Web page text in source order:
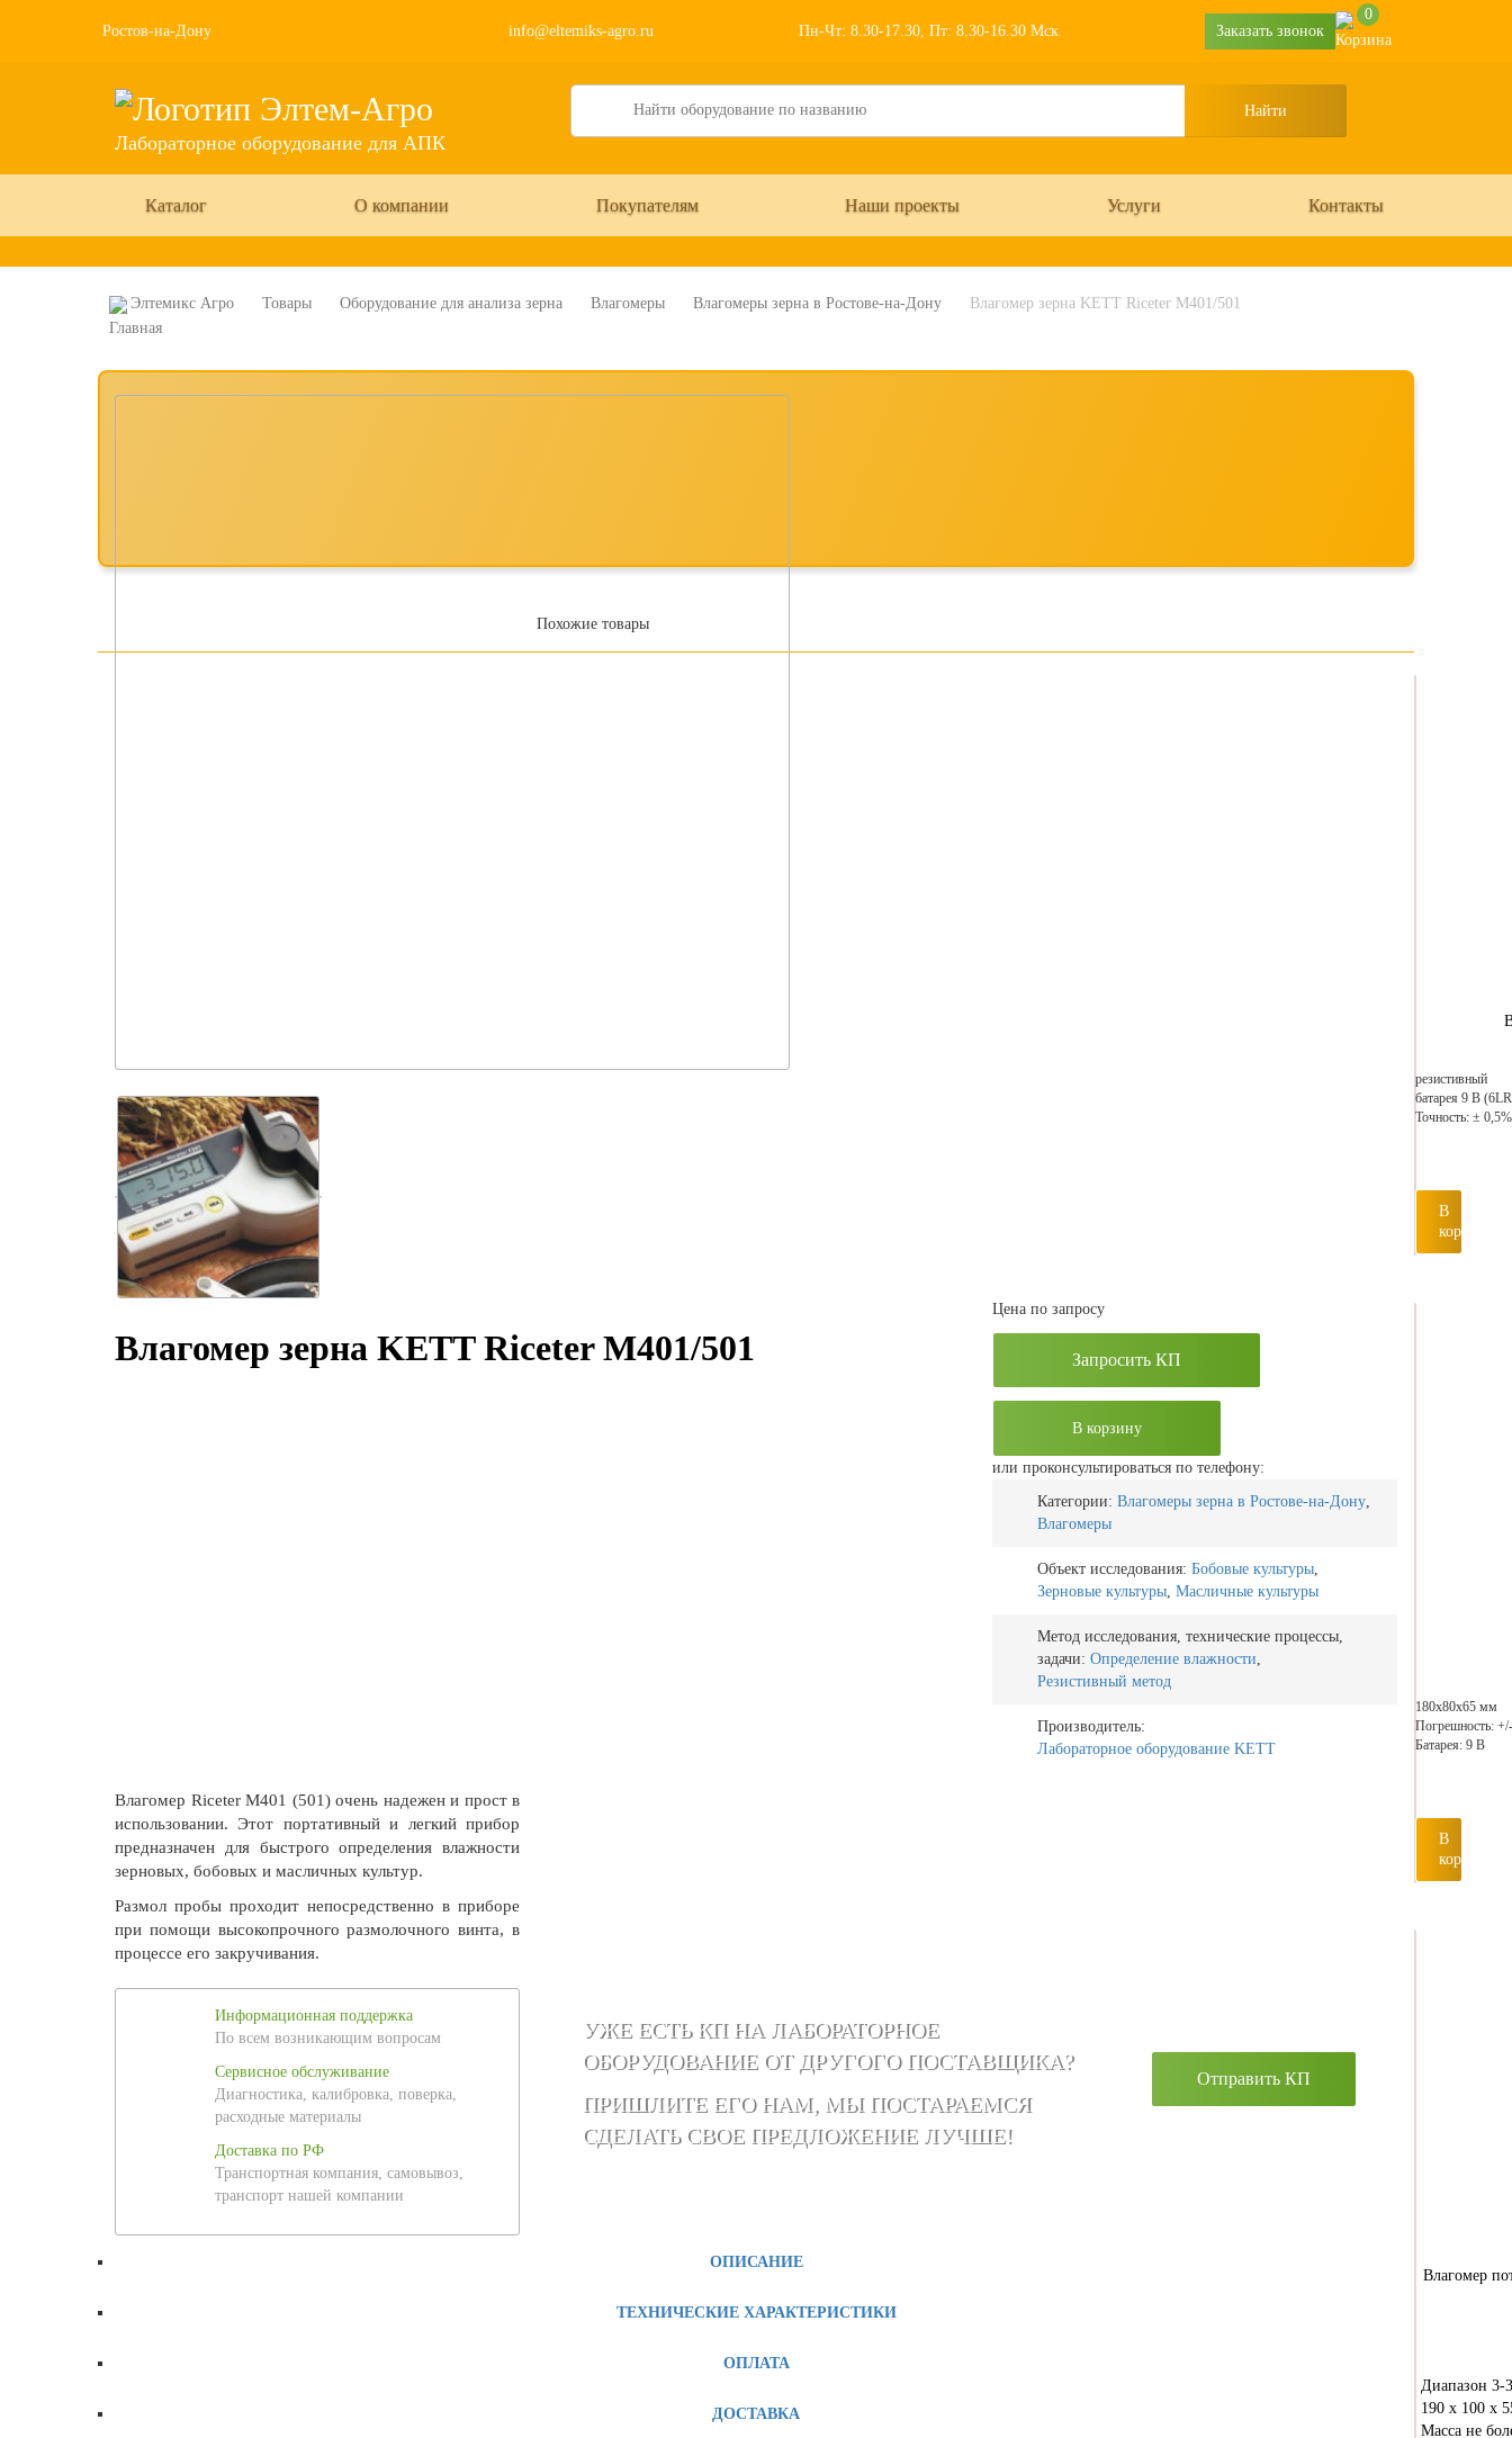
Ростов-на-Дону info@eltemiks-agro.ru Пн-Чт: 8.30-17.30, Пт: 8.30-16.30 Мск Заказать звонок
0
Лабораторное оборудование для АПК
Search
Каталог О компании Покупателям Наши проекты Услуги Контакты
Элтемикс Агро Товары Оборудование для анализа зерна Влагомеры Влагомеры зерна в Ростове-на-Дону Влагомер зерна KETT Riceter M401/501
Влагомер зерна KETT Riceter M401/501
Цена по запросу
Запросить КП
В корзину
или проконсультироваться по телефону:
Категории: Влагомеры зерна в Ростове-на-Дону,
Влагомеры
Объект исследования: Бобовые культуры,
Зерновые культуры, Масличные культуры
Метод исследования, технические процессы,
задачи: Определение влажности,
Резистивный метод
Производитель:
Лабораторное оборудование KETT
Влагомер Riceter M401 (501) очень надежен и прост в
использовании. Этот портативный и легкий прибор
предназначен для быстрого определения влажности
зерновых, бобовых и масличных культур.
Размол пробы проходит непосредственно в приборе
при помощи высокопрочного размолочного винта, в
процессе его закручивания.
Информационная поддержка
По всем возникающим вопросам
Сервисное обслуживание
Диагностика, калибровка, поверка,
расходные материалы
Доставка по РФ
Транспортная компания, самовывоз,
транспорт нашей компании
УЖЕ ЕСТЬ КП НА ЛАБОРАТОРНОЕ
ОБОРУДОВАНИЕ ОТ ДРУГОГО ПОСТАВЩИКА?
ПРИШЛИТЕ ЕГО НАМ, МЫ ПОСТАРАЕМСЯ
СДЕЛАТЬ СВОЕ ПРЕДЛОЖЕНИЕ ЛУЧШЕ!
Отправить КП
ОПИСАНИЕ
ТЕХНИЧЕСКИЕ ХАРАКТЕРИСТИКИ
ОПЛАТА
ДОСТАВКА
Похожие товары
резистивный
батарея 9 В
Точность: ± 0,5%
В
корзину
180х80х65 мм
Погрешность:
Батарея: 9 В
В
корзину
Влагомер
Диапазон 3-
190 х 100 х
Масса не